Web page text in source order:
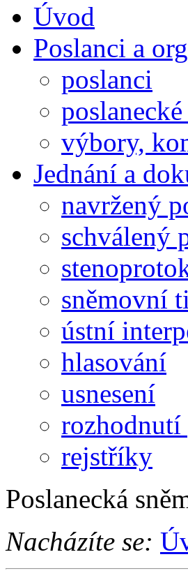
Úvod
Poslanci a
poslanci
výbory,
Jednání a
navržený
schválený
sněmovní
ústní
hlasování
usnesení
rozhodnutí
rejstříky
Poslanecká
Nacházíte se: